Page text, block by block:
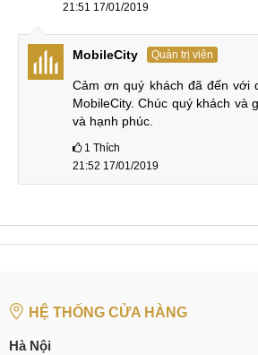
21:51 17/01/2019
MobileCity Quản trị viên
Cảm ơn quý khách đã đến với
MobileCity. Chúc quý khách và
và hạnh phúc.
1 Thích
21:52 17/01/2019
HỆ THỐNG CỬA HÀNG
Hà Nội